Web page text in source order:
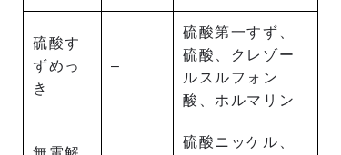
硫酸す
ずめっ
き
–
硫酸第一すず、
硫酸、クレゾー
ルスルフォン
酸、ホルマリン
硫酸ニッケル、